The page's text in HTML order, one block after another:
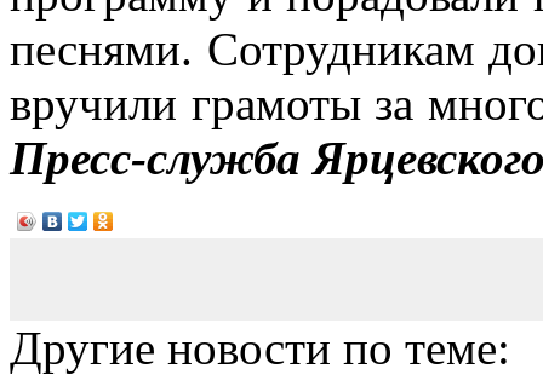
песнями. Сотрудникам
вручили грамоты за
Пресс-служба
Другие новости по теме: